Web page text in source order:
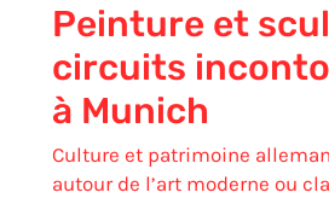
Peinture et
circuits
à Munich
Culture et patrimoine
autour de l’art moderne ou